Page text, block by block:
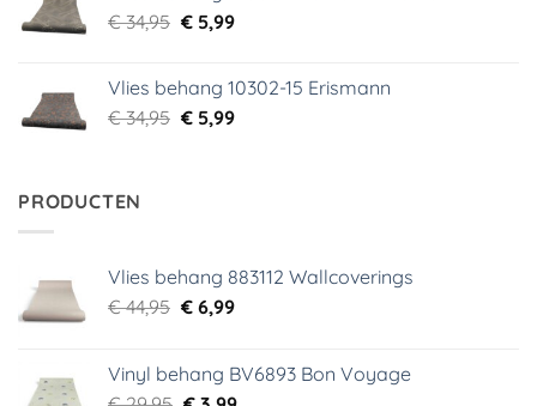
€34,95 Oorspronkelijke
€ 34,95.
€5,99Huidige
€ 5,99.
Vlies behang 10302-15 Erismann
€34,95 Oorspronkelijke
€5,99Huidige
PRODUCTEN
Vlies behang 883112 Wallcoverings
€44,95 Oorspronkelijke
€ 44,95.
€6,99Huidige
€ 6,99.
Vinyl behang BV6893 Bon Voyage